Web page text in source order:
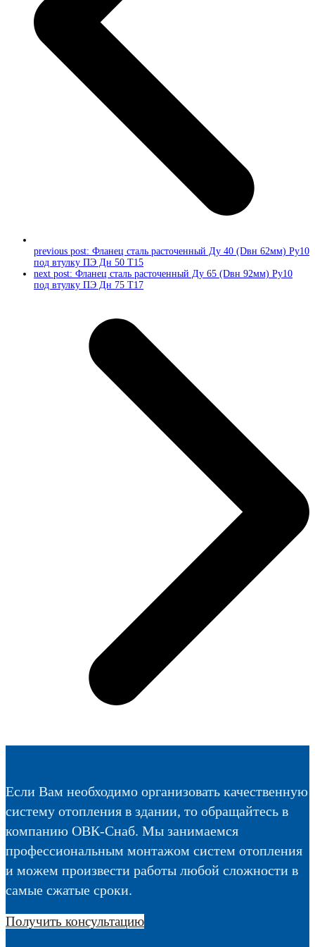
previous post: Фланец сталь расточенный Ду 40 (Dвн 62мм) Ру10
под втулку ПЭ Дн 50 Т15
next post: Фланец сталь расточенный Ду 65 (Dвн 92мм) Ру10
под втулку ПЭ Дн 75 Т17
Если Вам необходимо организовать качественную
систему отопления в здании, то обращайтесь в
компанию ОВК-Снаб. Мы занимаемся
профессиональным монтажом систем отопления
и можем произвести работы любой сложности в
самые сжатые сроки.
Получить консультацию